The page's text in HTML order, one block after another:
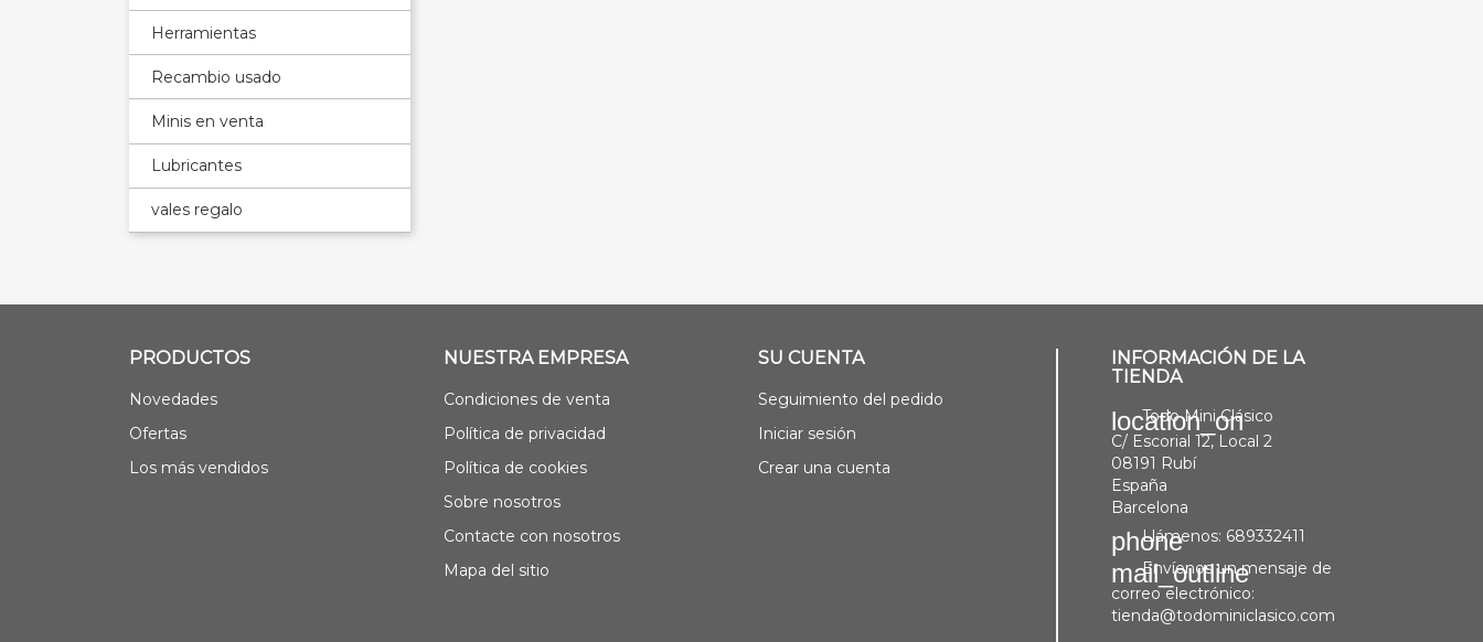
Herramientas
Recambio usado
Minis en venta
Lubricantes
vales regalo
PRODUCTOS
Novedades
Ofertas
Los más vendidos
NUESTRA EMPRESA
Condiciones de venta
Política de privacidad
Política de cookies
Sobre nosotros
Contacte con nosotros
Mapa del sitio
SU CUENTA
Seguimiento del pedido
Iniciar sesión
Crear una cuenta
INFORMACIÓN DE LA
TIENDA
location_on
Todo Mini Clásico
C/ Escorial 12, Local 2
08191 Rubí
España
Barcelona
phone
Llámenos: 689332411
mail_outline
Envíenos un mensaje de
correo electrónico:
tienda@todominiclasico.com